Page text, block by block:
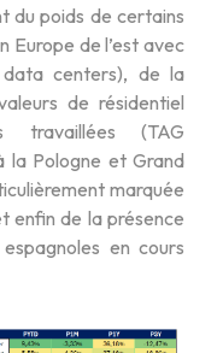
du poids de certains
Europe de l’est avec
data centers), de la
de résidentiel
travaillées (TAG
la Pologne et Grand
marquée
enfin de la présence
en cours